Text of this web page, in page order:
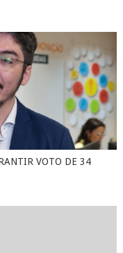
VOTO DE 34